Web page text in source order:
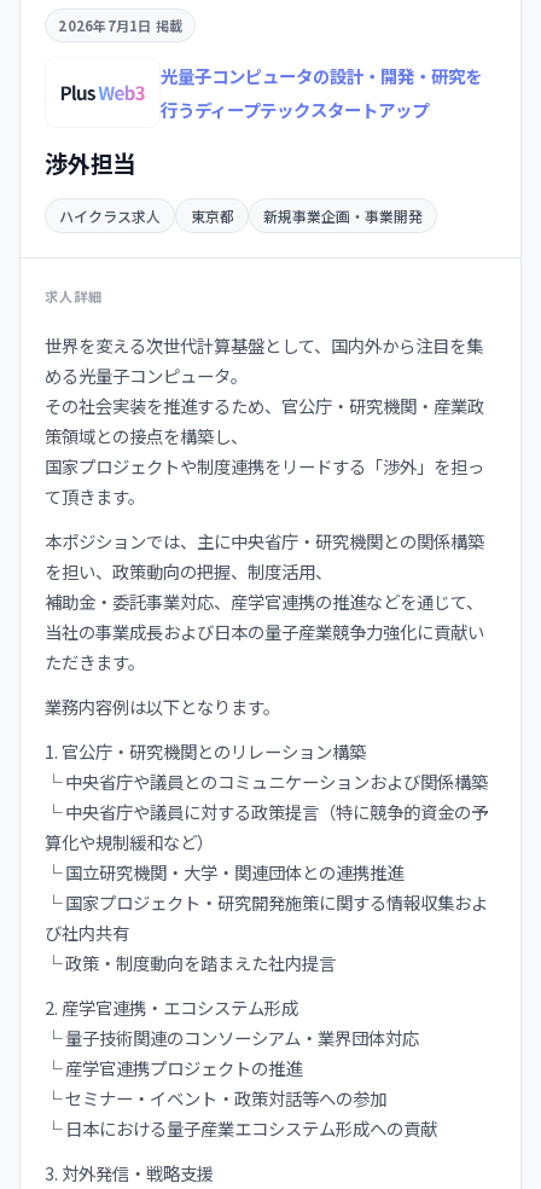
2026年7月1日 掲載
光量子コンピュータの設計・開発・研究を
行うディープテックスタートアップ
渉外担当
ハイクラス求人 東京都 新規事業企画・事業開発
求人詳細
世界を変える次世代計算基盤として、国内外から注目を集
める光量子コンピュータ。
その社会実装を推進するため、官公庁・研究機関・産業政
策領域との接点を構築し、
国家プロジェクトや制度連携をリードする「渉外」を担っ
て頂きます。
本ポジションでは、主に中央省庁・研究機関との関係構築
を担い、政策動向の把握、制度活用、
補助金・委託事業対応、産学官連携の推進などを通じて、
当社の事業成長および日本の量子産業競争力強化に貢献い
ただきます。
業務内容例は以下となります。
1. 官公庁・研究機関とのリレーション構築
└ 中央省庁や議員とのコミュニケーションおよび関係構築
└ 中央省庁や議員に対する政策提言（特に競争的資金の予
算化や規制緩和など）
└ 国立研究機関・大学・関連団体との連携推進
└ 国家プロジェクト・研究開発施策に関する情報収集およ
び社内共有
└ 政策・制度動向を踏まえた社内提言
2. 産学官連携・エコシステム形成
└ 量子技術関連のコンソーシアム・業界団体対応
└ 産学官連携プロジェクトの推進
└ セミナー・イベント・政策対話等への参加
└ 日本における量子産業エコシステム形成への貢献
3. 対外発信・戦略支援